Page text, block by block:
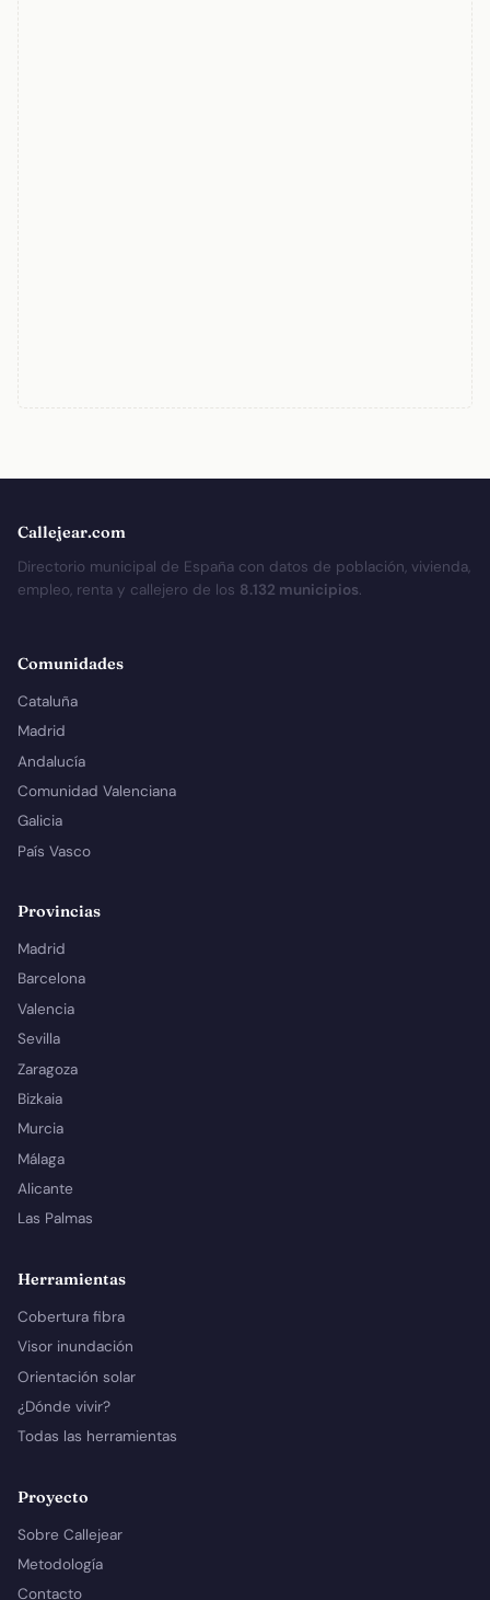
Callejear.com
Directorio municipal de España con datos de población, vivienda,
empleo, renta y callejero de los 8.132 municipios.
Comunidades
Cataluña
Madrid
Andalucía
Comunidad Valenciana
Galicia
País Vasco
Provincias
Madrid
Barcelona
Valencia
Sevilla
Zaragoza
Bizkaia
Murcia
Málaga
Alicante
Las Palmas
Herramientas
Cobertura fibra
Visor inundación
Orientación solar
¿Dónde vivir?
Todas las herramientas
Proyecto
Sobre Callejear
Metodología
Contacto